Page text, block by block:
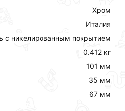
Хром
Италия
с никелированным покрытием
0.412 кг
101 мм
35 мм
67 мм